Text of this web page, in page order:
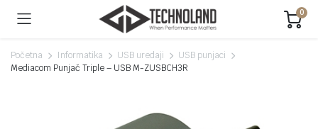
0
Početna Informatika USB uredaji
USB punjaci
Mediacom Punjač Triple – USB M-ZUSBCH3R